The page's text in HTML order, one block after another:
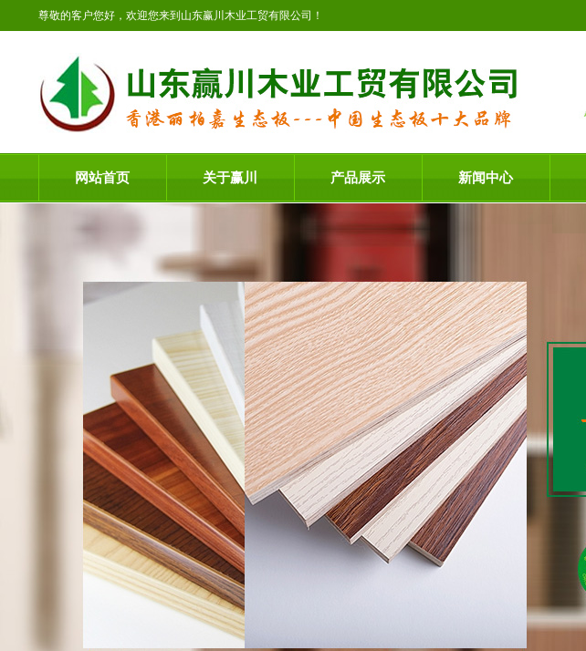
尊敬的客户您好，欢迎您来到山东赢川木业工贸有限公司！
网站首页 关于赢川 产品展示 新闻中心